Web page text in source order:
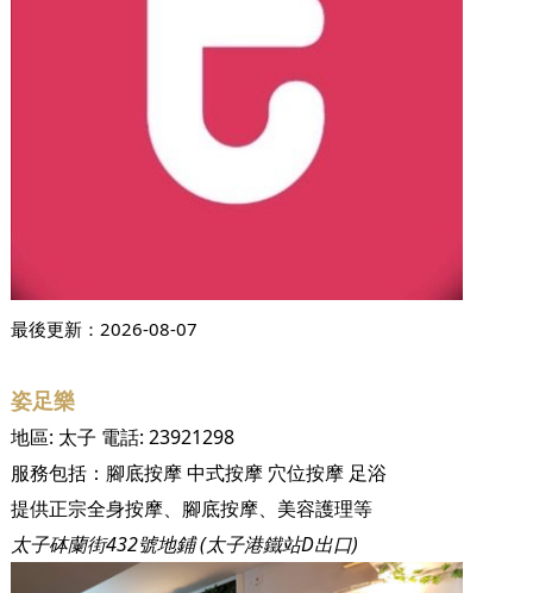
最後更新： 2026-08-07
姿足樂
地區: 太子 電話: 23921298
服務包括： 腳底按摩中式按摩 穴位按摩 足浴
提供正宗全身按摩、腳底按摩、美容護理等
太子砵蘭街432號地鋪 (太子港鐵站D出口)